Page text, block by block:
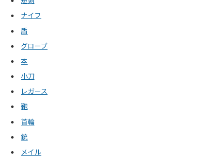
ナイフ
盾
グローブ
本
小刀
レガース
鞄
首輪
銃
メイル